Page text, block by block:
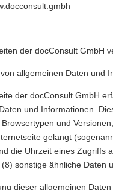
der docConsult GmbH
allgemeinen Daten und
der docConsult GmbH
und Informationen.
und
gelangt
die Uhrzeit eines Zugriffs
sonstige ähnliche Daten
dieser allgemeinen